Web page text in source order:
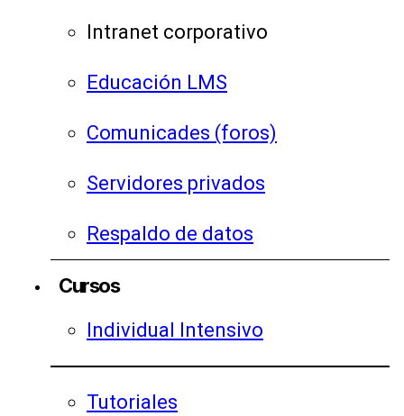
Intranet corporativo
Educación LMS
Comunicades (foros)
Servidores privados
Respaldo de datos
Cursos
Individual Intensivo
Tutoriales